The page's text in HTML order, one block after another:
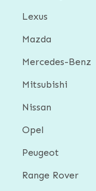
Lexus
Mazda
Mercedes-Benz
Mitsubishi
Nissan
Opel
Peugeot
Range Rover